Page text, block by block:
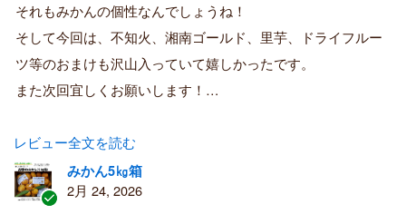
者
それもみかんの個性なんでしょうね！
そして今回は、不知火、湘南ゴールド、里芋、ドライフルー
ツ等のおまけも沢山入っていて嬉しかったです。
また次回宜しくお願いします！…
レビュー全文を読む
みかん5㎏箱
2月 24, 2026